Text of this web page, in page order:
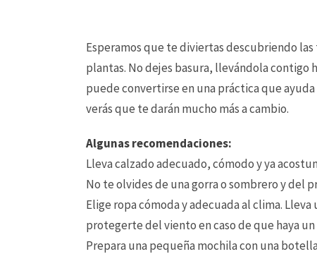
Esperamos que te diviertas descubriendo
plantas. No dejes basura, llevándola contigo
puede convertirse en una práctica que
verás que te darán mucho más a cambio.
Algunas recomendaciones:
Lleva calzado adecuado, cómodo y ya
No te olvides de una gorra o sombrero y del
Elige ropa cómoda y adecuada al clima.
protegerte del viento en caso de que haya
Prepara una pequeña mochila con una